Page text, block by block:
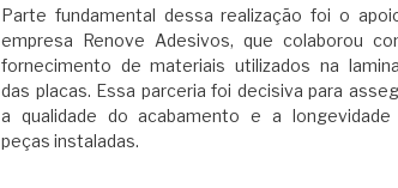
Parte fundamental dessa realização foi o
empresa Renove Adesivos, que colaborou
fornecimento de materiais utilizados na
das placas. Essa parceria foi decisiva para
a qualidade do acabamento e a longevidade
peças instaladas.